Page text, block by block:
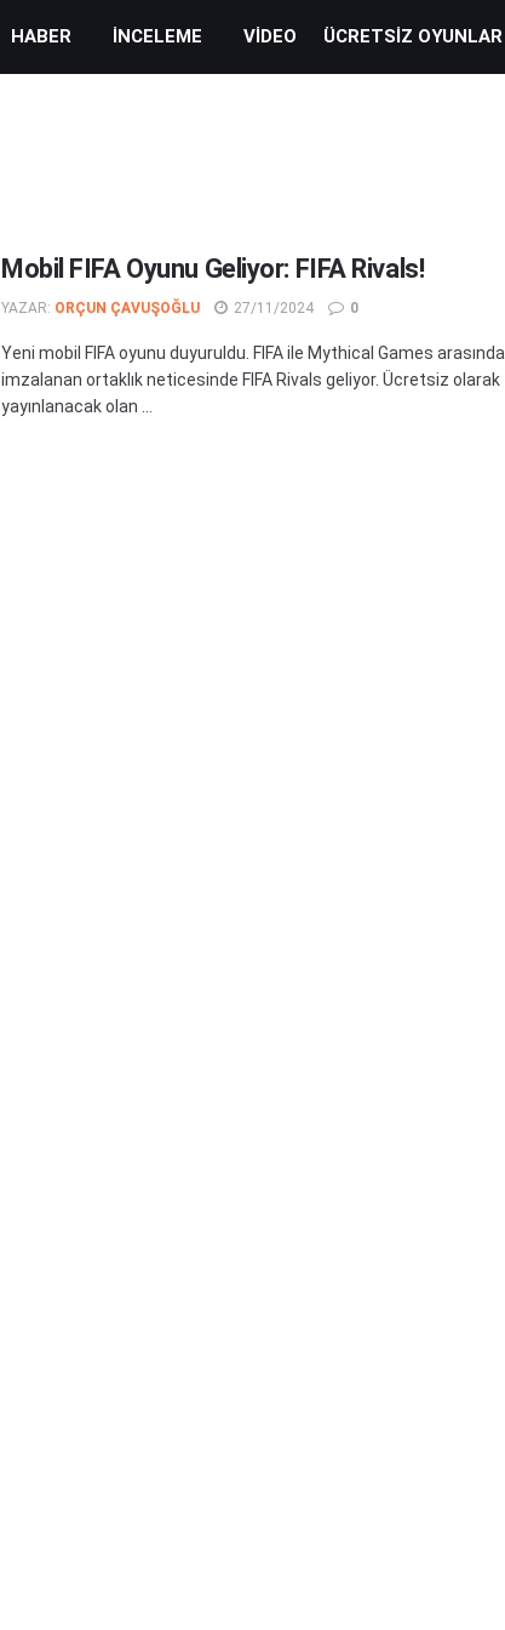
HABER İNCELEME VIDEO ÜCRETSIZ OYUNLAR
Mobil FIFA Oyunu Geliyor: FIFA Rivals!
YAZAR: ORÇUN ÇAVUŞOĞLU 27/11/2024 0
Yeni mobil FIFA oyunu duyuruldu. FIFA ile Mythical Games arasında
imzalanan ortaklık neticesinde FIFA Rivals geliyor. Ücretsiz olarak
yayınlanacak olan ...